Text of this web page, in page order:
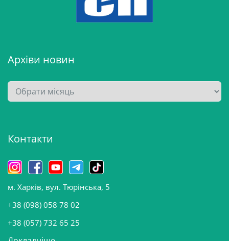
Архіви новин
А
р
в
н
о
в
и
Контакти
м. Харків, вул. Тюрінська, 5
+38 (098) 058 78 02
+38 (057) 732 65 25